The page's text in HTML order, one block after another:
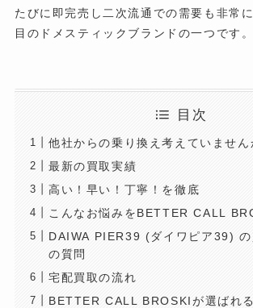
たびに即完売し二次流通での需要も非常
目のドメスティックブランドの一つです。
目次
他社からの乗り換え考えていません
最新の買取実績
高い！早い！丁寧！を徹底
こんなお悩みをBETTER CALL
DAIWA PIER39 (ダイワピア39) の
の質問
宅配買取の流れ
BETTER CALL BROSKIが選ばれ